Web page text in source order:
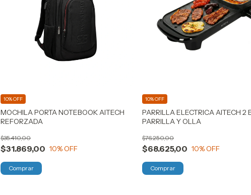
MOCHILA PORTA NOTEBOOK AITECH
REFORZADA
$31.869,00
$35.410,00
10% OFF
10% OFF
PARRILLA ELECTRICA AITECH 2
PARRILLA Y OLLA
$68.625,00
$76.250,00
10% OFF
10% OFF